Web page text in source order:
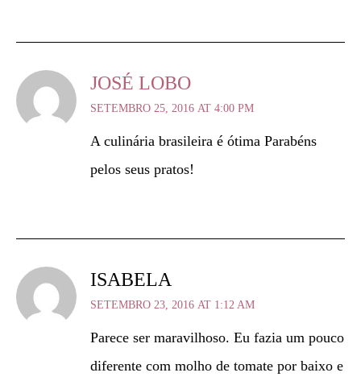
JOSÉ LOBO
SETEMBRO 25, 2016 AT 4:00 PM
A culinária brasileira é ótima Parabéns
pelos seus pratos!
ISABELA
SETEMBRO 23, 2016 AT 1:12 AM
Parece ser maravilhoso. Eu fazia um pouco
diferente com molho de tomate por baixo e